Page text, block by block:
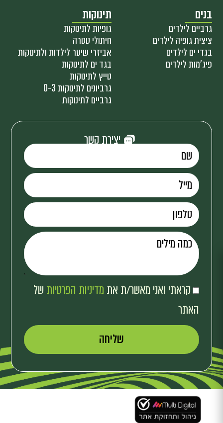
בנים
גרביים לילדים
ציצית גופיה לילדים
בגדי ים לילדים
פיג'מות לילדים
תינוקות
גופיות לתינוקות
חיתולי טטרה
אביזרי שיער לילדות ולתינוקות
בגד ים לתינוקות
טייץ לתינוקות
גרביונים לתינוקות 0-3
גרביים לתינוקות
יצירת קשר
קראתי ואני מאשר/ת את מדיניות הפרטיות של
האתר
שליחה